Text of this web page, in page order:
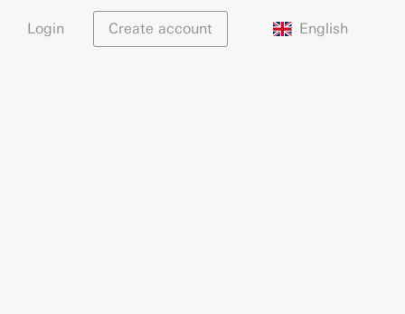
Login Create account English